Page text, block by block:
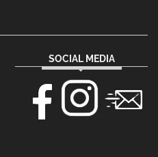
SOCIAL MEDIA